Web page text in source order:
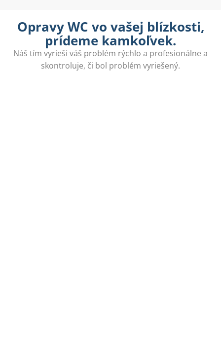
Opravy WC vo vašej blízkosti,
prídeme kamkoľvek.
Náš tím vyrieši váš problém rýchlo a profesionálne a
skontroluje, či bol problém vyriešený.